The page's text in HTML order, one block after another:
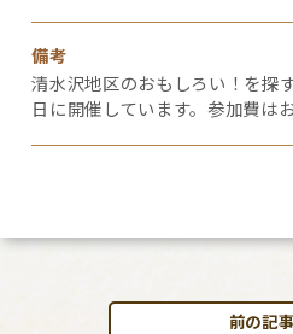
備考
清水沢地区のおもしろい！を探
日に開催しています。参加費は
前の記